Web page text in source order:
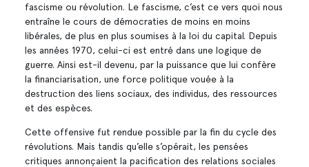
fascisme ou révolution. Le fascisme, c’est ce vers quoi nous
entraîne le cours de démocraties de moins en moins
libérales, de plus en plus soumises à la loi du capital. Depuis
les années 1970, celui-ci est entré dans une logique de
guerre. Ainsi est-il devenu, par la puissance que lui confère
la financiarisation, une force politique vouée à la
destruction des liens sociaux, des individus, des ressources
et des espèces.
Cette offensive fut rendue possible par la fin du cycle des
révolutions. Mais tandis qu’elle s’opérait, les pensées
critiques annonçaient la pacification des relations sociales